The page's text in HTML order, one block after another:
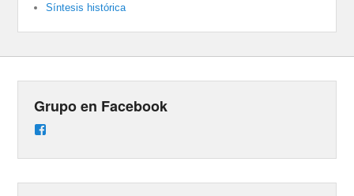
Síntesis histórica
Grupo en Facebook